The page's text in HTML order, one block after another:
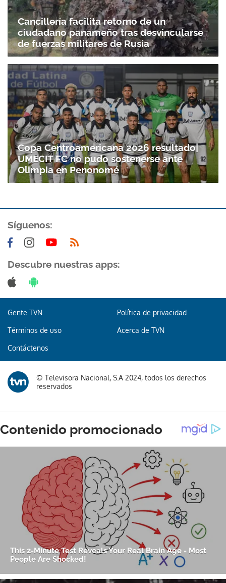
Gracias por suscribirte a nuestro boletín.
ACEPTAR
Cancillería facilita retorno de un
ciudadano panameño tras desvincularse
de fuerzas militares de Rusia
Copa Centroamericana 2026 resultado|
UMECIT FC no pudo sostenerse ante
Olimpia en Penonomé
Síguenos:
Descubre nuestras apps:
Gente TVN Política de privacidad
Términos de uso Acerca de TVN
Contáctenos
© Televisora Nacional, S.A 2024, todos los derechos
reservados